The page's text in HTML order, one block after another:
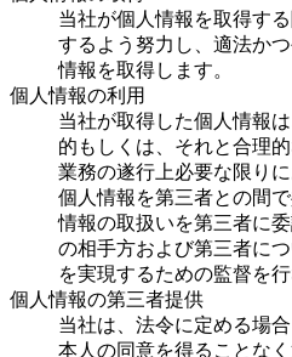
当社が個人情報を取得す
するよう努力し、適法か
情報を取得します。
個人情報の利用
当社が取得した個人情報
的もしくは、それと合理
業務の遂行上必要な限り
個人情報を第三者との間
情報の取扱いを第三者に
の相手方および第三者に
を実現するための監督を行
個人情報の第三者提供
当社は、法令に定める場
本人の同意を得ることな